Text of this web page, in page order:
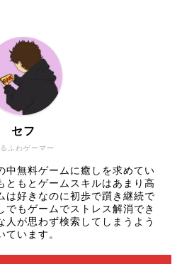
ふわゲーマー
セフ
中無料ゲームに癒しを求めてい
ともとゲームスキルはあまり高
は好きなのに初歩で躓き継続で
でもゲームでストレス解消でき
人が思わず検索してしまうよう
ています。